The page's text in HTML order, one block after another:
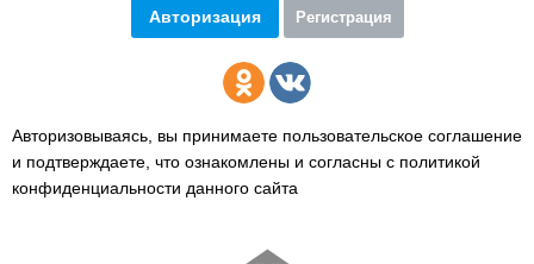
Авторизация Регистрация
Авторизовываясь, вы принимаете пользовательское соглашение
и подтверждаете, что ознакомлены и согласны с политикой
конфиденциальности данного сайта